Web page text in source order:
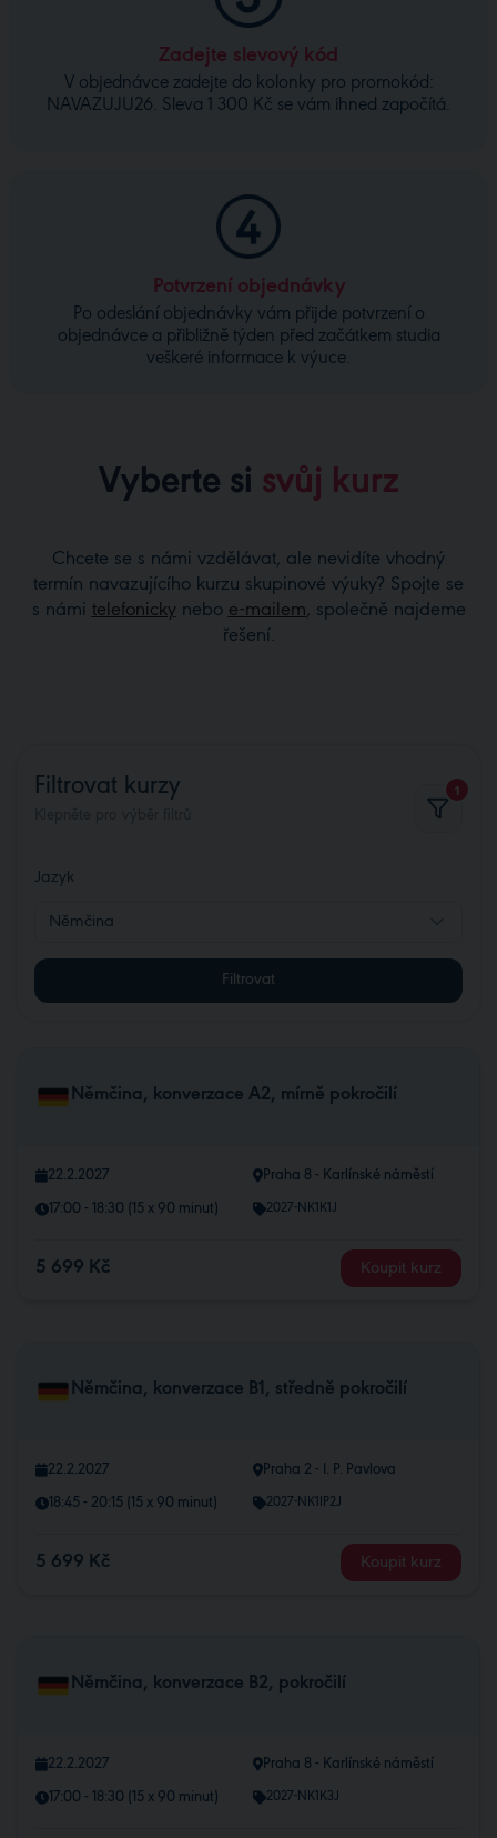
Zadejte slevový kód
V objednávce zadejte do kolonky pro promokód:
NAVAZUJU26. Sleva 1 300 Kč se vám ihned započítá.
Potvrzení objednávky
Po odeslání objednávky vám přijde potvrzení o
objednávce a přibližně týden před začátkem studia
veškeré informace k výuce.
Vyberte si svůj kurz
Chcete se s námi vzdělávat, ale nevidíte vhodný
termín navazujícího kurzu skupinové výuky? Spojte se
s námi telefonickynebo e-mailem, společně najdeme
řešení.
Filtrovat kurzy 1
Jazyk
Němčina
Filtrovat
Němčina, konverzace A2, mírně pokročilí
22.2.2027 Praha 8 - Karlínské náměstí
17:00 - 18:30 (15 x 90 minut) 2027-NK1K1J
5 699 Kč Koupit kurz
Němčina, konverzace B1, středně pokročilí
22.2.2027 Praha 2 - I. P. Pavlova
18:45 - 20:15 (15 x 90 minut) 2027-NK1IP2J
5 699 Kč Koupit kurz
Němčina, konverzace B2, pokročilí
22.2.2027 Praha 8 - Karlínské náměstí
17:00 - 18:30 (15 x 90 minut) 2027-NK1K3J